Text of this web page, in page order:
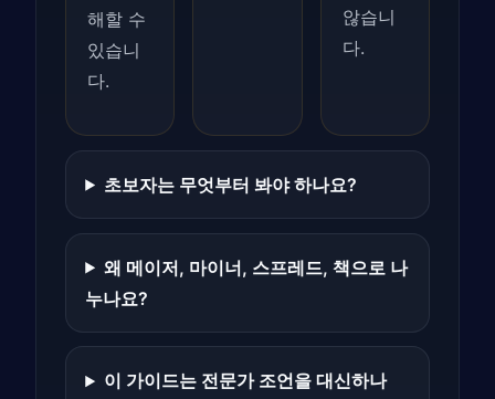
해할 수
있습니
다.
않습니
다.
초보자는 무엇부터 봐야 하나요?
왜 메이저, 마이너, 스프레드, 책으로 나
누나요?
이 가이드는 전문가 조언을 대신하나